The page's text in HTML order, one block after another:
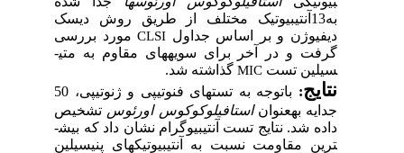
آنتی­بیوتیک مختلف از طریق روش دیسک
بر اساس جداول CLSIمورد بررسی
و در آخر برای سویه­های مقاوم بهمتی­
MICگذاشته شد.
باتوجه به تست­های فنوتیپی و ژنوتیپی، 50
استافیلوکوکوس اورئوستشخیص
نتایج تست آنتی­بیوگرام نشان داد که بیش­
مقاومت نسبت به آنتی­بیوتیک­های پنی­سیلین